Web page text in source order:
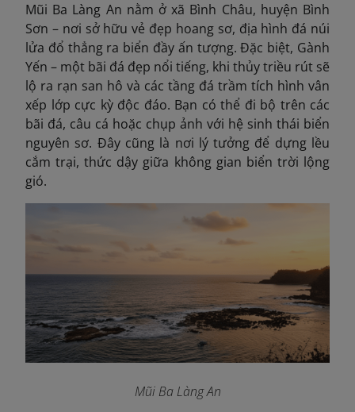
Mũi Ba Làng An nằm ở xã Bình Châu, huyện Bình
Sơn – nơi sở hữu vẻ đẹp hoang sơ, địa hình đá núi
lửa đổ thẳng ra biển đầy ấn tượng. Đặc biệt, Gành
Yến – một bãi đá đẹp nổi tiếng, khi thủy triều rút sẽ
lộ ra rạn san hô và các tầng đá trầm tích hình vân
xếp lớp cực kỳ độc đáo. Bạn có thể đi bộ trên các
bãi đá, câu cá hoặc chụp ảnh với hệ sinh thái biển
nguyên sơ. Đây cũng là nơi lý tưởng để dựng lều
cắm trại, thức dậy giữa không gian biển trời lộng
gió.
Mũi Ba Làng An